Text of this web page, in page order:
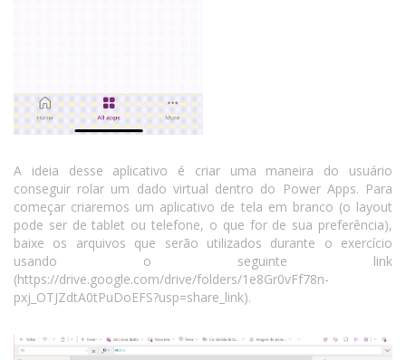
A ideia desse aplicativo é criar uma maneira do usuário
conseguir rolar um dado virtual dentro do Power Apps. Para
começar criaremos um aplicativo de tela em branco (o layout
pode ser de tablet ou telefone, o que for de sua preferência),
baixe os arquivos que serão utilizados durante o exercício
usando o seguinte link
(https://drive.google.com/drive/folders/1e8Gr0vFf78n-
pxj_OTJZdtA0tPuDoEFS?usp=share_link).